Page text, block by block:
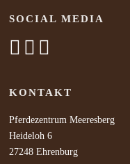
SOCIAL MEDIA
KONTAKT
Pferdezentrum Meeresberg
Heideloh 6
27248 Ehrenburg